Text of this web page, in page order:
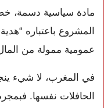
مادة سياسية دسمة،
المشروع باعتباره
عمومية ممولة من
في المغرب، لا شيء
الحافلات نفسها.